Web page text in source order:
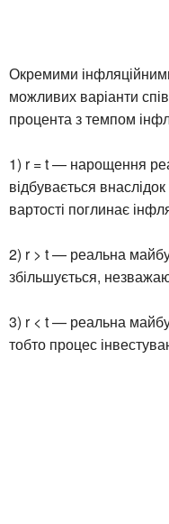
Окремими
можливих варіанти
процента з темпом
1) r = t — нарощення
відбувається
вартості поглинає
2) r > t — реальна
збільшується,
3) r < t — реальна
тобто процес